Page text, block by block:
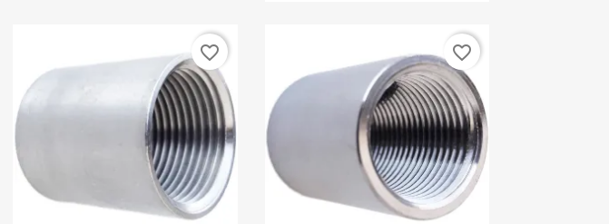
favorite_border favorite_border